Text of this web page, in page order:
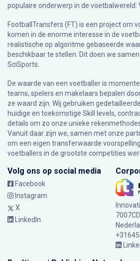
populaire onderwerp in de voetbalwereld:
FootballTransfers (FT) is een project om
komen in de enorme interesse in de
realistische op algoritme gebaseerde
beschikbaar te stellen. Dit doen we
SciSports
De waarde van een voetballer is
teams, spelers en makelaars bepalen
ze waard zijn. Wij gebruiken
huidige en toekomstige Skill levels,
details om zo onze unieke
Vanuit daar zijn we, samen met onze
om een eigen transferwaarde
voetballers in de grootste competities
Volg ons op social media
Facebook
Instagram
X
LinkedIn